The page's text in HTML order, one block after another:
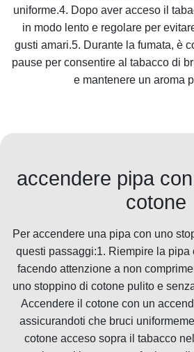
uniforme.4. Dopo aver acceso il
in modo lento e regolare per
gusti amari.5. Durante la fumata, è
pause per consentire al tabacco di
e mantenere un aroma
accendere pipa
cotone
Per accendere una pipa con uno
questi passaggi:1. Riempire la pipa
facendo attenzione a non
uno stoppino di cotone pulito e
Accendere il cotone con un
assicurandoti che bruci
cotone acceso sopra il tabacco